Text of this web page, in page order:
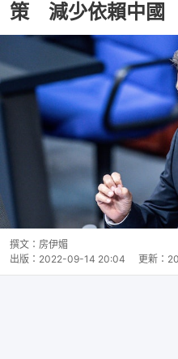
策 減少依賴中國
撰文： 房伊媚
出版： 2022-09-14 20:04 更新：